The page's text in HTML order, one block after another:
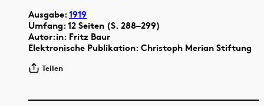
Ausgabe:1919
Umfang: 12 Seiten (S. 288–299)
Autor:in: Fritz Baur
Elektronische Publikation: Christoph Merian Stiftung
Teilen